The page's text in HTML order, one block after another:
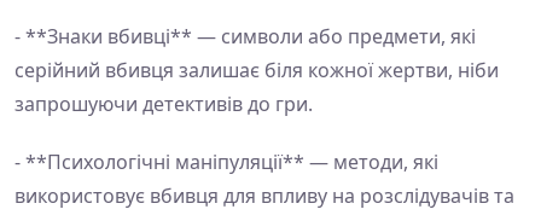
- **Знаки вбивці** — символи або предмети, які
серійний вбивця залишає біля кожної жертви, ніби
запрошуючи детективів до гри.
- **Психологічні маніпуляції** — методи, які
використовує вбивця для впливу на розслідувачів та